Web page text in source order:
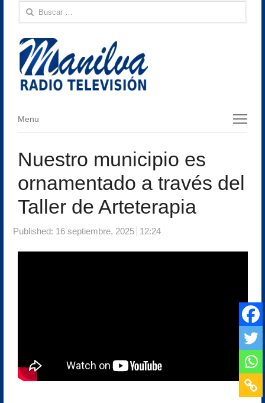
Buscar:
Menu
Menu
Nuestro municipio es
ornamentado a través del
Taller de Arteterapia
Published: 16 septiembre, 2025 12:24